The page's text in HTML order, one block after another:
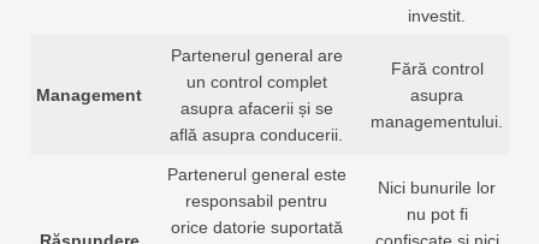
investit.
Management
Partenerul general are
un control complet
asupra afacerii și se
află asupra conducerii.
Fără control
asupra
managementului.
Răspundere
Partenerul general este
responsabil pentru
orice datorie suportată
Nici bunurile lor
nu pot fi
confiscate și nici